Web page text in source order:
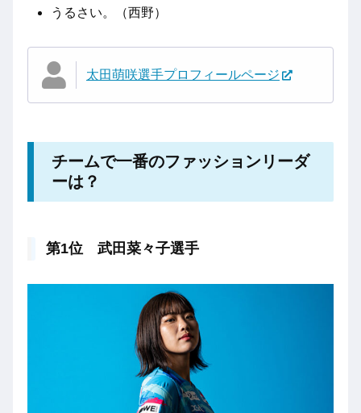
うるさい。（西野）
太田萌咲選手プロフィールページ
チームで一番のファッションリーダ
ーは？
第1位 武田菜々子選手